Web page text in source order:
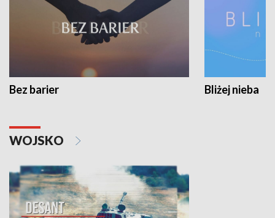
Bez barier Bliżej nieba
WOJSKO